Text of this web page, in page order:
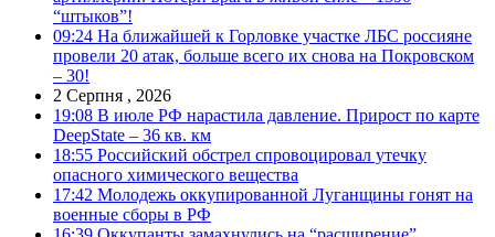
“штыков”!
09:24 На ближайшей к Горловке участке ЛБС россияне
провели 20 атак, больше всего их снова на Покровском
– 30!
2 Серпня , 2026
19:08 В июле РФ нарастила давление. Прирост по карте
DeepState – 36 кв. км
18:55 Российский обстрел спровоцировал утечку
опасного химического вещества
17:42 Молодежь оккупированной Луганщины гонят на
военные сборы в РФ